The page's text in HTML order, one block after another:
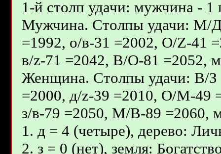
1-й столп удачи: мужчина - 1
Мужчина. Столпы удачи: М/Д
=1992, о/в-31 =2002, О/Z-41
в/z-71 =2042, В/О-81 =2052,
Женщина. Столпы удачи: В/З
=2000, д/z-39 =2010, О/М-49
з/в-79 =2050, М/В-89 =2060,
1. д = 4 (четыре), дерево:
2. з = 0 (нет), земля: